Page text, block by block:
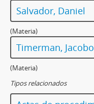
Salvador, Daniel
(Materia)
Timerman, Jacobo
(Materia)
Tipos relacionados